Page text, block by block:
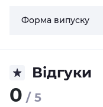
Форма випуску
Відгуки
0 / 5